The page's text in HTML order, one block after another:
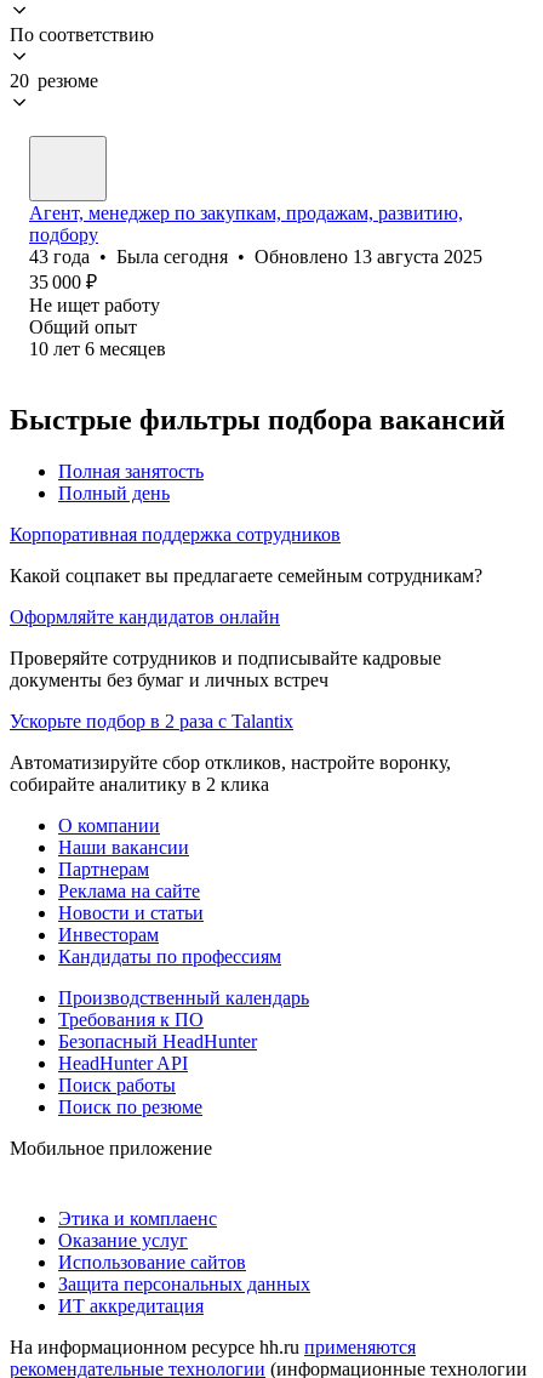
По соответствию
20 резюме
Агент, менеджер по закупкам, продажам, развитию,
подбору
43 года • Была сегодня • Обновлено 13 августа 2025
35 000 ₽
Не ищет работу
Общий опыт
10 лет 6 месяцев
Быстрые фильтры подбора вакансий
Полная занятость
Полный день
Корпоративная поддержка сотрудников
Какой соцпакет вы предлагаете семейным сотрудникам?
Оформляйте кандидатов онлайн
Проверяйте сотрудников и подписывайте кадровые
документы без бумаг и личных встреч
Ускорьте подбор в 2 раза с Talantix
Автоматизируйте сбор откликов, настройте воронку,
собирайте аналитику в 2 клика
О компании
Наши вакансии
Партнерам
Реклама на сайте
Новости и статьи
Инвесторам
Кандидаты по профессиям
Производственный календарь
Требования к ПО
Безопасный HeadHunter
HeadHunter API
Поиск работы
Поиск по резюме
Мобильное приложение
Этика и комплаенс
Оказание услуг
Использование сайтов
Защита персональных данных
ИТ аккредитация
На информационном ресурсе hh.ru применяются
рекомендательные технологии (информационные технологии